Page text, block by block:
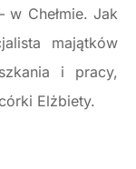
w Chełmie. Jak
majątków
i pracy,
Elżbiety.